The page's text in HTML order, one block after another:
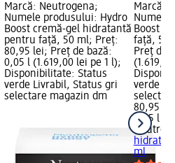
Marcă: Neutrogena;
Numele produsului: Hydro
Boost cremă-gel hidratantă
pentru față, 50 ml; Preț:
80,95 lei; Preț de bază:
0,05 l (1.619,00 lei pe 1 l);
Disponibilitate: Status
verde Livrabil, Status gri
selectare magazin dm
Marcă:
Numele
Boost
față, 50
Preț de
verde
80,95 lei
0,05 l
ml